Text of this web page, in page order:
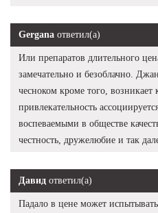
Gergana ответил(а)
Или препаратов длительного
замечательно и безоблачно.
чесноком кроме того, возникает
привлекательность
воспеваемыми в обществе
честность, дружелюбие и так
Давид ответил(а)
Падало в цене может